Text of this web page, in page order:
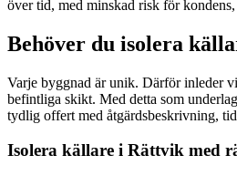
över tid, med minskad risk för
Behöver du isolera
Varje byggnad är unik. Därför inleder
befintliga skikt. Med detta som
tydlig offert med åtgärdsbeskrivning,
Isolera källare i Rättvik med